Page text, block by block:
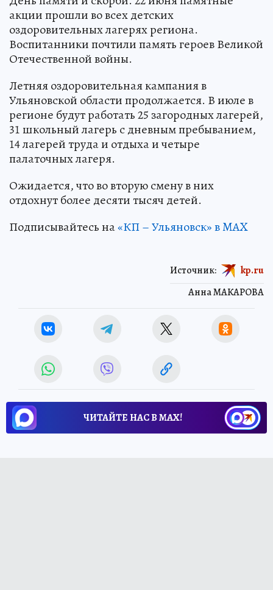
акции прошли во всех детских
оздоровительных лагерях региона.
Воспитанники почтили память героев Великой
Отечественной войны.
Летняя оздоровительная кампания в
Ульяновской области продолжается. В июле в
регионе будут работать 25 загородных лагерей,
31 школьный лагерь с дневным пребыванием,
14 лагерей труда и отдыха и четыре
палаточных лагеря.
Ожидается, что во вторую смену в них
отдохнут более десяти тысяч детей.
Подписывайтесь на«КП – Ульяновск» в MAX
Анна МАКАРОВА
Источник: kp.ru
ЧИТАЙТЕ НАС В МАХ!